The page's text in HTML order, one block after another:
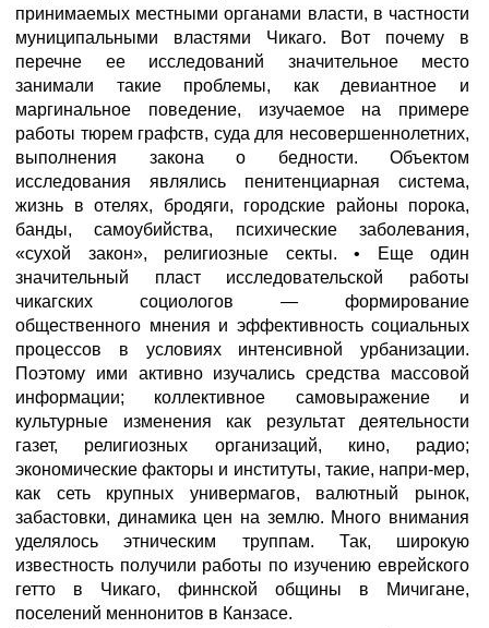
принимаемых местными органами власти, в частности
муниципальными властями Чикаго. Вот почему в
перечне ее исследований значительное место
занимали такие проблемы, как девиантное и
маргинальное поведение, изучаемое на примере
работы тюрем графств, суда для несовершеннолетних,
выполнения закона о бедности. Объектом
исследования являлись пенитенциарная система,
жизнь в отелях, бродяги, городские районы порока,
банды, самоубийства, психические заболевания,
«сухой закон», религиозные секты. • Еще один
значительный пласт исследовательской работы
чикагских социологов — формирование
общественного мнения и эффективность социальных
процессов в условиях интенсивной урбанизации.
Поэтому ими активно изучались средства массовой
информации; коллективное самовыражение и
культурные изменения как результат деятельности
газет, религиозных организаций, кино, радио;
экономические факторы и институты, такие, напри-мep,
как сеть крупных универмагов, валютный рынок,
забастовки, динамика цен на землю. Много внимания
уделялось этническим труппам. Так, широкую
известность получили работы по изучению еврейского
гетто в Чикаго, финнской общины в Мичигане,
поселений меннонитов в Канзасе.